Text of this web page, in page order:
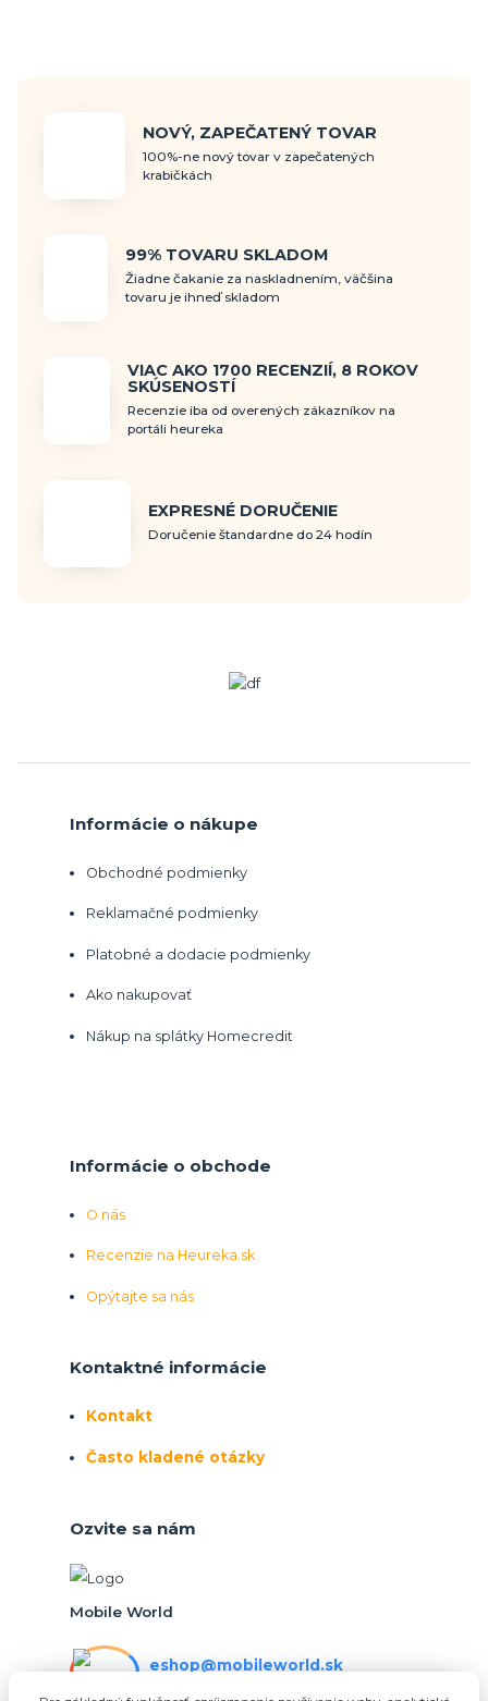
NOVÝ, ZAPEČATENÝ TOVAR
100%-ne nový tovar v zapečatených
krabičkách
99% TOVARU SKLADOM
Žiadne čakanie za naskladnením, väčšina
tovaru je ihneď skladom
VIAC AKO 1700 RECENZIÍ, 8 ROKOV
SKÚSENOSTÍ
Recenzie iba od overených zákazníkov na
portáli heureka
EXPRESNÉ DORUČENIE
Doručenie štandardne do 24 hodín
Informácie o nákupe
Obchodné podmienky
Reklamačné podmienky
Platobné a dodacie podmienky
Ako nakupovať
Nákup na splátky Homecredit
Informácie o obchode
O nás
Recenzie na Heureka.sk
Opýtajte sa nás
Kontaktné informácie
Kontakt
Často kladené otázky
Ozvite sa nám
Mobile World
eshop@mobileworld.sk